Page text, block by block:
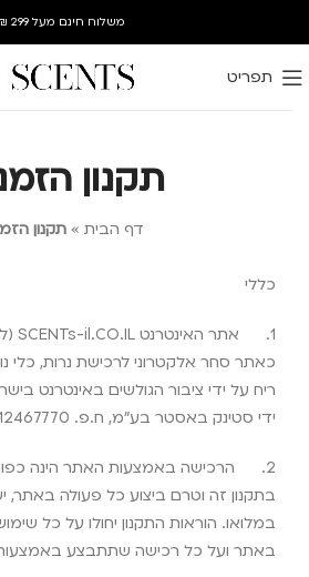
משלוח חינם מעל 299 ₪
תפריט
תקנון
דף הבית »תקנון
כללי
1. אתר האינטרנט SCENTs-il.CO.IL
כאתר סחר אלקטרוני לרכישת נרות, כלי
ריח על ידי ציבור הגולשים באינטרנט
ידי סטינק באסטר בע”מ, ח.פ. 512467770 (להלן: “החברה”)
2.
הרכישה באמצעות האתר הינה
בתקנון זה וטרם ביצוע כל פעולה באתר,
במלואו. הוראות התקנון יחולו על כל
באתר ועל כל רכישה שתתבצע